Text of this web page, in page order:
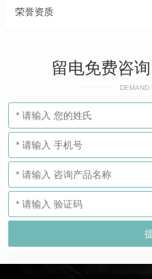
荣誉资质
留电免费咨
DEMAND